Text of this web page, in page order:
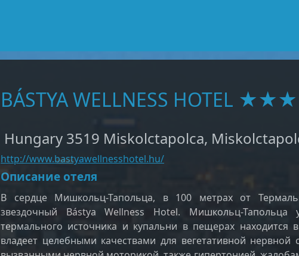
BÁSTYA WELLNESS HOTEL
Нungary 3519 Miskolctapolca,
http://www.bastyawellnesshotel.hu/
Описание отеля
В сердце Мишкольц-Тапольца, в 100 метрах от
звездочный Bástya Wellness Hotel. Мишкольц-
термального источника и купальни в пещерах находится
владеет целебными качествами для вегетативной нервной